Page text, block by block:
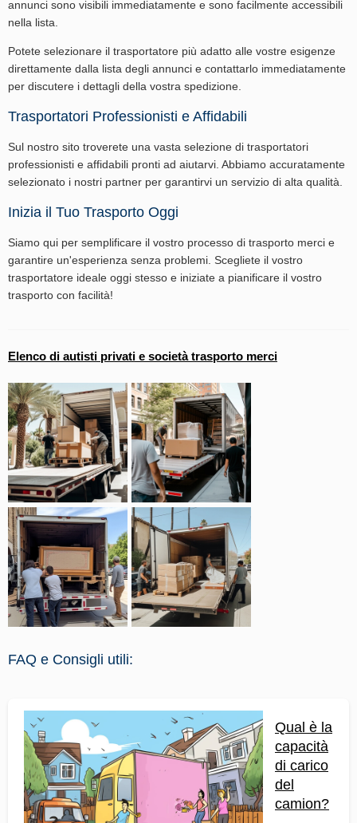
annunci sono visibili immediatamente e sono facilmente accessibili
nella lista.
Potete selezionare il trasportatore più adatto alle vostre esigenze
direttamente dalla lista degli annunci e contattarlo immediatamente
per discutere i dettagli della vostra spedizione.
Trasportatori Professionisti e Affidabili
Sul nostro sito troverete una vasta selezione di trasportatori
professionisti e affidabili pronti ad aiutarvi. Abbiamo accuratamente
selezionato i nostri partner per garantirvi un servizio di alta qualità.
Inizia il Tuo Trasporto Oggi
Siamo qui per semplificare il vostro processo di trasporto merci e
garantire un'esperienza senza problemi. Scegliete il vostro
trasportatore ideale oggi stesso e iniziate a pianificare il vostro
trasporto con facilità!
Elenco di autisti privati e società trasporto merci
FAQ e Consigli utili:
Qual è la
capacità
di carico
del
camion?